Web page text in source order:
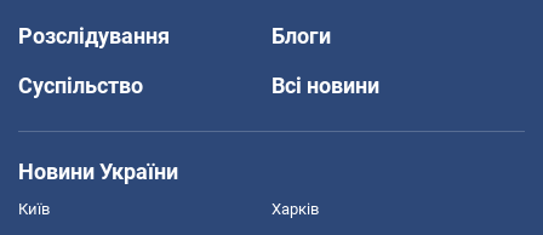
Розслідування
Блоги
Суспільство
Всі новини
Новини України
Київ Харків